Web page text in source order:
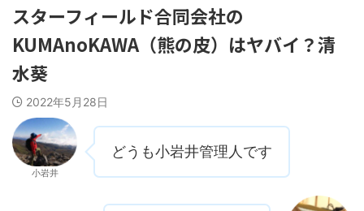
スターフィールド合同会社の
KUMAnoKAWA（熊の皮）はヤバイ？清
水葵
2022年5月28日
小岩井
どうも小岩井管理人です